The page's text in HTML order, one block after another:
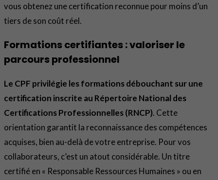
vous obtenez une certification reconnue pour moins d’un
tiers de son coût réel.
Formations certifiantes : valoriser le
parcours professionnel
Le CPF privilégie les formations débouchant sur une
certification inscrite au Répertoire National des
Certifications Professionnelles (RNCP). Cette
orientation garantit la reconnaissance des compétences
acquises, bien au-delà de votre entreprise. Pour vos
collaborateurs, c’est un atout considérable. Un titre
certifié en « Responsable Ressources Humaines » ou en